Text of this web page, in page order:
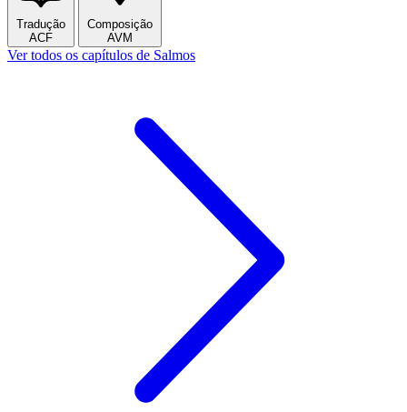
Tradução
ACF
Composição
AVM
Ver todos os capítulos de Salmos